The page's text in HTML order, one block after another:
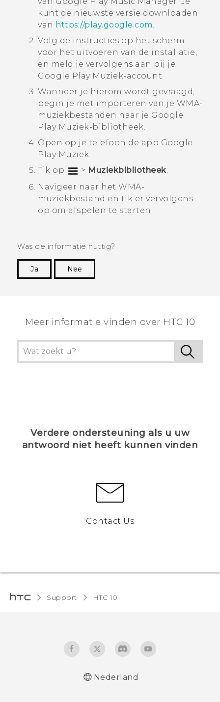
kunt de nieuwste versie downloaden
van https://play.google.com.
Volg de instructies op het scherm
voor het uitvoeren van de installatie,
en meld je vervolgens aan bij je
Google Play Muziek-account.
Wanneer je hierom wordt gevraagd,
begin je met importeren van je WMA-
muziekbestanden naar je Google
Play Muziek-bibliotheek.
Open op je telefoon de app Google
Play Muziek.
Tik op
> Muziekbibliotheek.
Navigeer naar het WMA-
muziekbestand en tik er vervolgens
op om afspelen te starten.
Was de informatie nuttig?
Ja
Nee
Meer informatie vinden over HTC 10
Verdere ondersteuning als u uw
antwoord niet heeft kunnen vinden
Contact Us
Support HTC 10‎
Nederland